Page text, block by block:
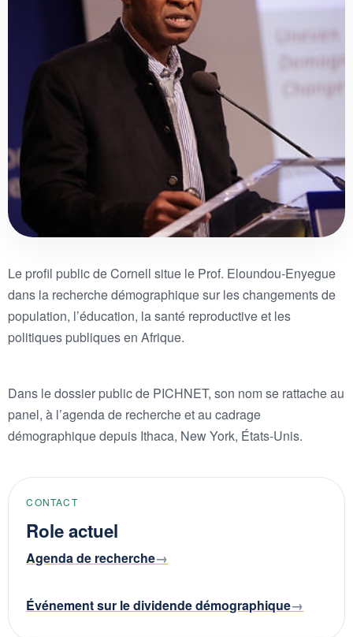
Le profil public de Cornell situe le Prof. Eloundou-Enyegue
dans la recherche démographique sur les changements de
population, l’éducation, la santé reproductive et les
politiques publiques en Afrique.
Dans le dossier public de PICHNET, son nom se rattache au
panel, à l’agenda de recherche et au cadrage
démographique depuis Ithaca, New York, États-Unis.
CONTACT
Role actuel
Agenda de recherche
Événement sur le dividende démographique